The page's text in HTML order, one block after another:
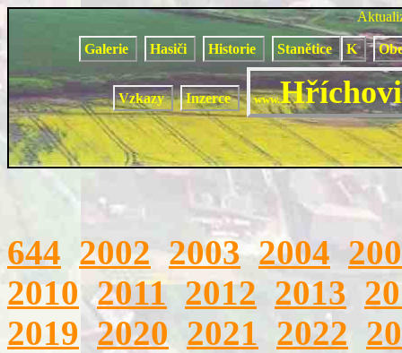
Galerie Hasiči Historie Stanětice K
Vzkazy Inzerce www.
644 2002 2003 2004
2010 2011 2012 2013
2019 2020 2021 2022